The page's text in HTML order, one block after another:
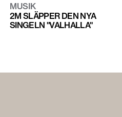
MUSIK
2M SLÄPPER DEN NYA
SINGELN "VALHALLA"